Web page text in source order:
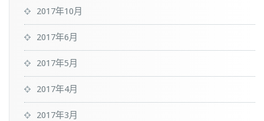
2017年10月
2017年6月
2017年5月
2017年4月
2017年3月